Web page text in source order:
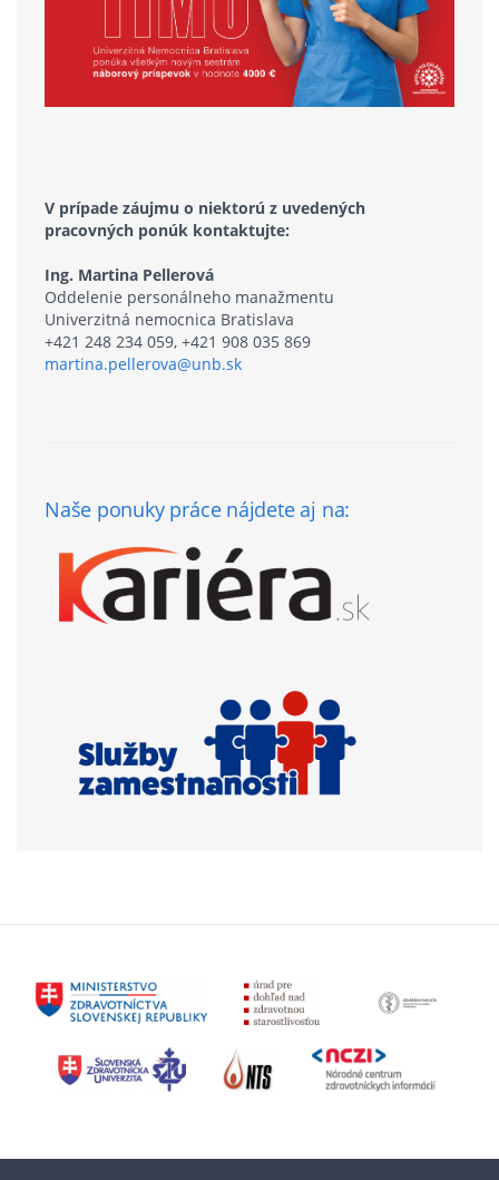
V prípade záujmu o niektorú z uvedených
pracovných ponúk kontaktujte:
Ing. Martina Pellerová
Oddelenie personálneho manažmentu
Univerzitná nemocnica Bratislava
+421 248 234 059, +421 908 035 869
martina.pellerova@unb.sk
Naše ponuky práce nájdete aj na: